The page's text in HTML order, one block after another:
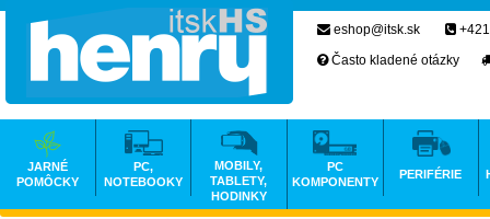
eshop@itsk.sk
Často kladené otázky
JARNÉ
POMÔCKY
PC,
NOTEBOOKY
MOBILY,
TABLETY,
HODINKY
PC
KOMPONENTY
PERIFÉRIE